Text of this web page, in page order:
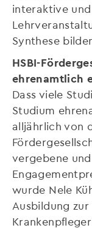
interaktive
Synthese
HSBI-
ehrenamtlich
Dass viele
Studium
alljährlich von
vergebene
wurde Nele
Ausbildung